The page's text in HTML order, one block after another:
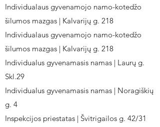
Individualaus gyvenamojo namo-kotedžo
šilumos mazgas | Kalvarijų g. 218
Individualaus gyvenamojo namo-kotedžo
šilumos mazgas | Kalvarijų g. 218
Individualus gyvenamasis namas | Laurų g.
Skl.29
Individualus gyvenamasis namas | Noragiškių
g. 4
Inspekcijos priestatas | Švitrigailos g. 42/31